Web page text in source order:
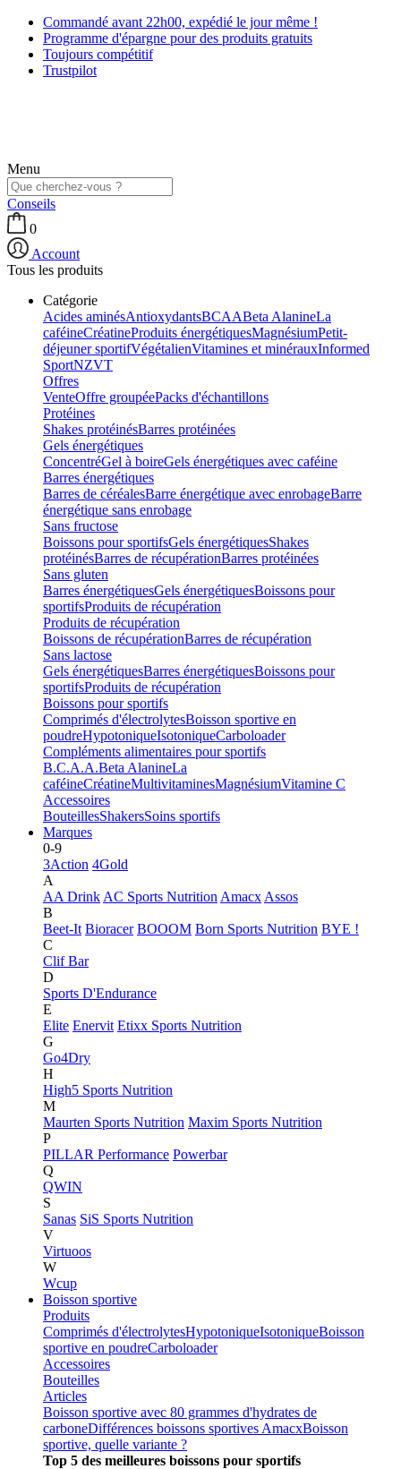
Commandé avant 22h00, expédié le jour même !
Programme d'épargne pour des produits gratuits
Toujours compétitif
Trustpilot
Menu
Conseils
0
Account
Tous les produits
Catégorie
Acides aminésAntioxydantsBCAABeta AlanineLa
caféineCréatineProduits énergétiquesMagnésiumPetit-
déjeuner sportifVégétalienVitamines et minérauxInformed
SportNZVT
Offres
VenteOffre groupéePacks d'échantillons
Protéines
Shakes protéinésBarres protéinées
Gels énergétiques
ConcentréGel à boireGels énergétiques avec caféine
Barres énergétiques
Barres de céréalesBarre énergétique avec enrobageBarre
énergétique sans enrobage
Sans fructose
Boissons pour sportifsGels énergétiquesShakes
protéinésBarres de récupérationBarres protéinées
Sans gluten
Barres énergétiquesGels énergétiquesBoissons pour
sportifsProduits de récupération
Produits de récupération
Boissons de récupérationBarres de récupération
Sans lactose
Gels énergétiquesBarres énergétiquesBoissons pour
sportifsProduits de récupération
Boissons pour sportifs
Comprimés d'électrolytesBoisson sportive en
poudreHypotoniqueIsotoniqueCarboloader
Compléments alimentaires pour sportifs
B.C.A.A.Beta AlanineLa
caféineCréatineMultivitaminesMagnésiumVitamine C
Accessoires
BouteillesShakersSoins sportifs
Marques
0-9
3Action 4Gold
A
AA Drink AC Sports Nutrition Amacx Assos
B
Beet-It Bioracer BOOOM Born Sports Nutrition BYE !
C
Clif Bar
D
Sports D'Endurance
E
Elite Enervit Etixx Sports Nutrition
G
Go4Dry
H
High5 Sports Nutrition
M
Maurten Sports Nutrition Maxim Sports Nutrition
P
PILLAR Performance Powerbar
Q
QWIN
S
Sanas SiS Sports Nutrition
V
Virtuoos
W
Wcup
Boisson sportive
Produits
Comprimés d'électrolytesHypotoniqueIsotoniqueBoisson
sportive en poudreCarboloader
Accessoires
Bouteilles
Articles
Boisson sportive avec 80 grammes d'hydrates de
carboneDifférences boissons sportives AmacxBoisson
sportive, quelle variante ?
Top 5 des meilleures boissons pour sportifs